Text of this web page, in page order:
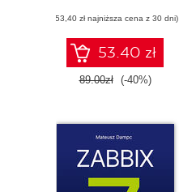
zespołami
(53,40 zł najniższa cena z 30 dni)
53.40 zł
89.00zł (-40%)